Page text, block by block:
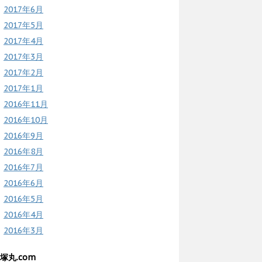
2017年6月
2017年5月
2017年4月
2017年3月
2017年2月
2017年1月
2016年11月
2016年10月
2016年9月
2016年8月
2016年7月
2016年6月
2016年5月
2016年4月
2016年3月
丸.com